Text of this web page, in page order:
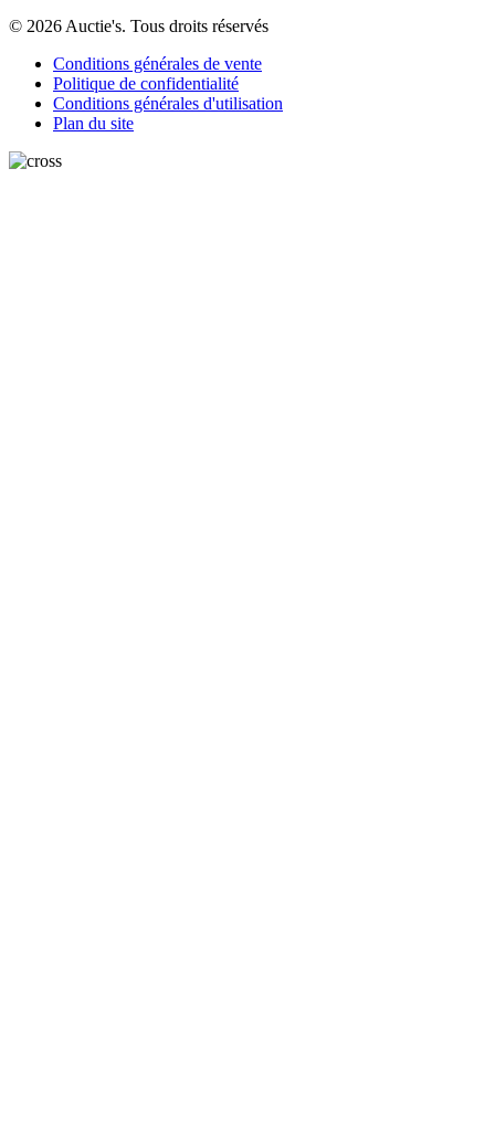
© 2026 Auctie's. Tous droits réservés
Conditions générales de vente
Politique de confidentialité
Conditions générales d'utilisation
Plan du site